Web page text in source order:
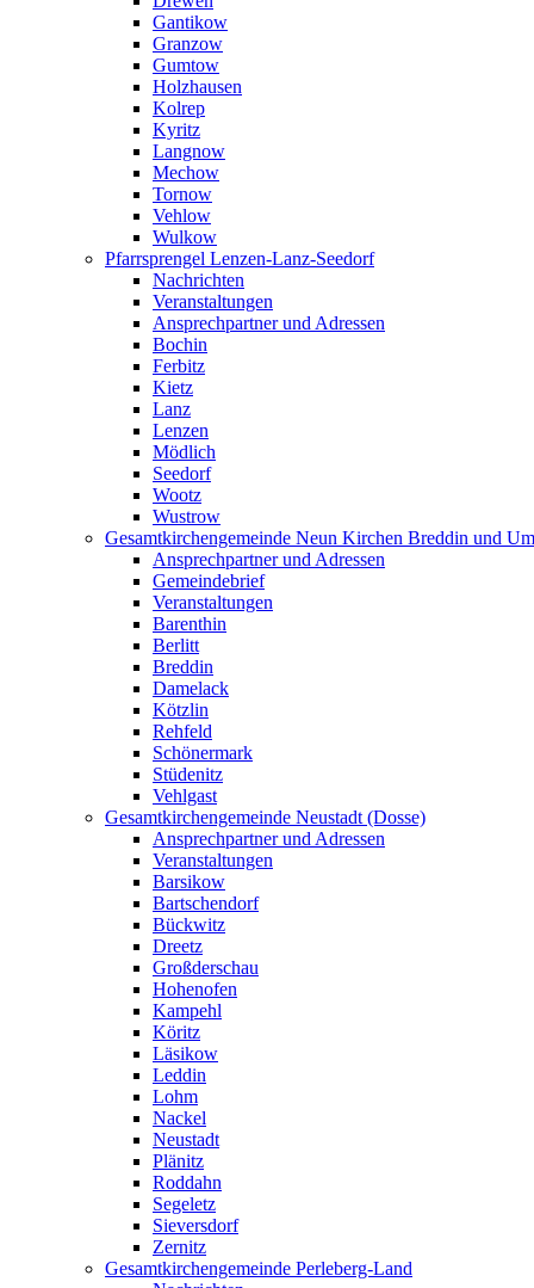
Gantikow
Granzow
Gumtow
Holzhausen
Kolrep
Kyritz
Langnow
Mechow
Tornow
Vehlow
Wulkow
Pfarrsprengel Lenzen-Lanz-Seedorf
Nachrichten
Veranstaltungen
Ansprechpartner und Adressen
Bochin
Ferbitz
Kietz
Lanz
Lenzen
Mödlich
Seedorf
Wootz
Wustrow
Gesamtkirchengemeinde Neun Kirchen Breddin und
Ansprechpartner und Adressen
Gemeindebrief
Veranstaltungen
Barenthin
Berlitt
Breddin
Damelack
Kötzlin
Rehfeld
Schönermark
Stüdenitz
Vehlgast
Gesamtkirchengemeinde Neustadt (Dosse)
Ansprechpartner und Adressen
Veranstaltungen
Barsikow
Bartschendorf
Bückwitz
Dreetz
Großderschau
Hohenofen
Kampehl
Köritz
Läsikow
Leddin
Lohm
Nackel
Neustadt
Plänitz
Roddahn
Segeletz
Sieversdorf
Zernitz
Gesamtkirchengemeinde Perleberg-Land